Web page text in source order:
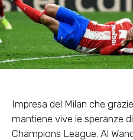
Impresa del Milan che
mantiene vive le speranze
Champions League. Al